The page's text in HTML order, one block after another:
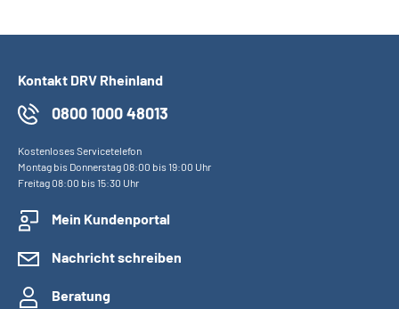
Kontakt DRV Rheinland
0800 1000 48013
Kostenloses Servicetelefon
Montag bis Donnerstag 08:00 bis 19:00 Uhr
Freitag 08:00 bis 15:30 Uhr
Mein Kundenportal
Nachricht schreiben
Beratung